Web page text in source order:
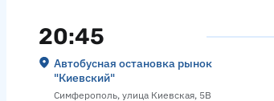
20:45
Автобусная остановка рынок
"Киевский"
Симферополь, улица Киевская, 5В